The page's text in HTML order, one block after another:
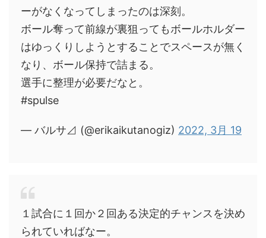
ーがなくなってしまったのは深刻。
ボール奪って前線が裏狙ってもボールホルダー
はゆっくりしようとすることでスペースが無く
なり、ボール保持で詰まる。
選手に整理が必要だなと。
#spulse
— バルサ⊿ (@erikaikutanogiz) 2022, 3月 19
１試合に１回か２回ある決定的チャンスを決め
られていればなー。